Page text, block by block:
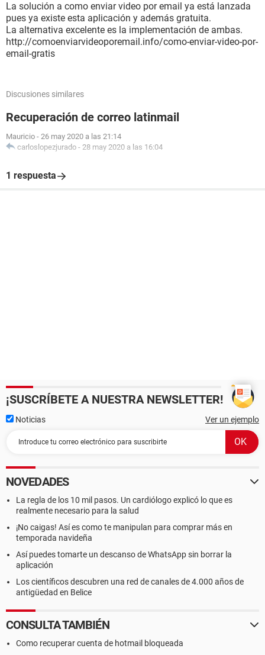
La solución a como enviar video por email ya está lanzada
pues ya existe esta aplicación y además gratuita.
La alternativa excelente es la implementación de ambas.
http://comoenviarvideoporemail.info/como-enviar-video-por-
email-gratis
Discusiones similares
Recuperación de correo latinmail
Mauricio - 26 may 2020 a las 21:14
carloslopezjurado - 28 may 2020 a las 16:04
1 respuesta
¡SUSCRÍBETE A NUESTRA NEWSLETTER!
Noticias Ver un ejemplo
NOVEDADES
La regla de los 10 mil pasos. Un cardiólogo explicó lo que es
realmente necesario para la salud
¡No caigas! Así es como te manipulan para comprar más en
temporada navideña
Así puedes tomarte un descanso de WhatsApp sin borrar la
aplicación
Los científicos descubren una red de canales de 4.000 años de
antigüedad en Belice
CONSULTA TAMBIÉN
Como recuperar cuenta de hotmail bloqueada